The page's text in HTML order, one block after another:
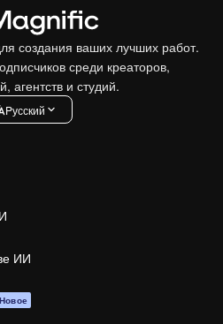
создания ваших лучших работ.
среди креаторов,
агентств и студий.
Pусский
ИИ
Новое